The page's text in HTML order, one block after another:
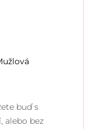
buď s
alebo bez